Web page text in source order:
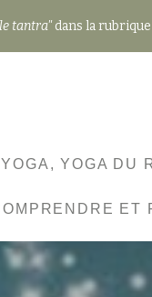
tantra"dans la
YOGA DU
ET